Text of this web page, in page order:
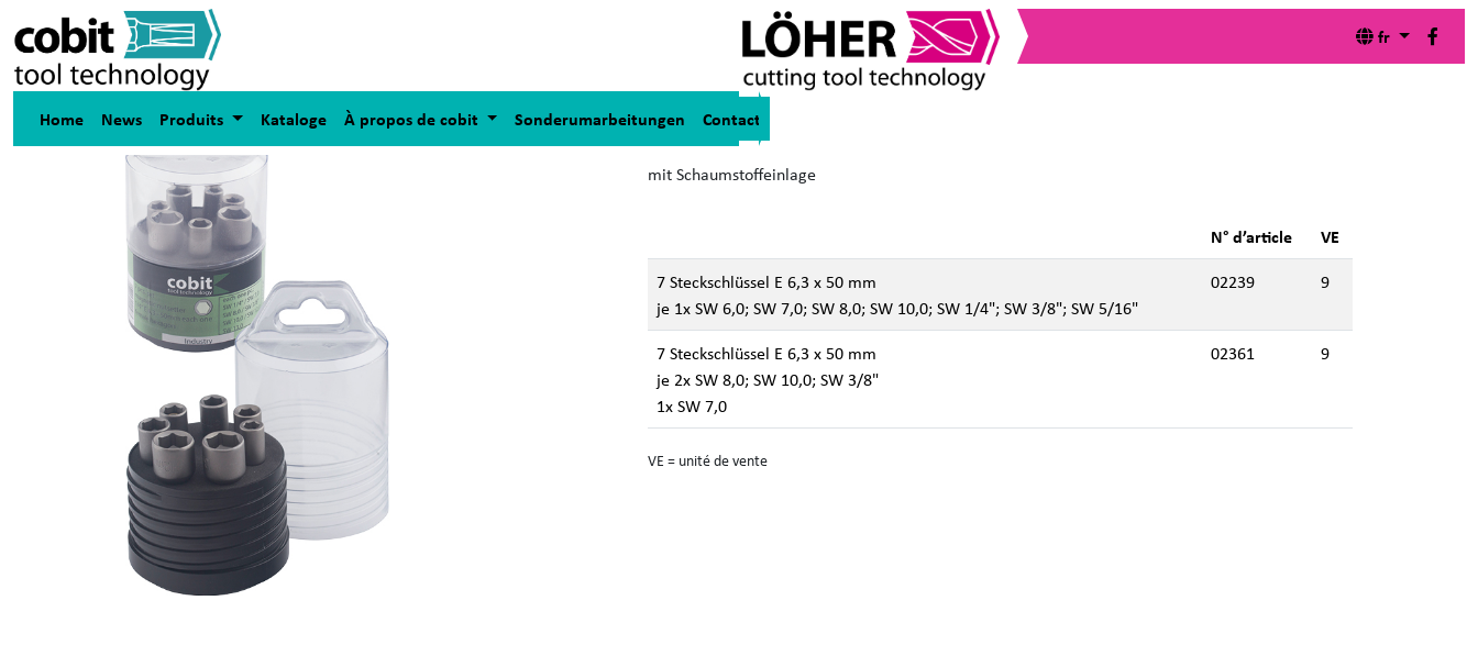
Home News Produits Kataloge À propos de cobit Sonderumarbeitungen Contact
fr
Gamme - 7 clés à douille E 6,3 x 50 mm
boîte ronde
mit Schaumstoffeinlage
N° d’article
VE
7 Steckschlüssel E 6,3 x 50 mm
je 1x SW 6,0; SW 7,0; SW 8,0; SW 10,0; SW 1/4"; SW 3/8"; SW 5/16"
02239 9
7 Steckschlüssel E 6,3 x 50 mm
je 2x SW 8,0; SW 10,0; SW 3/8"
1x SW 7,0
02361 9
VE = unité de vente